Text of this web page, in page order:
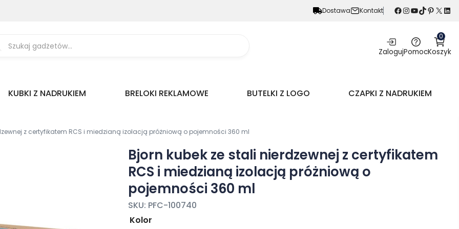
Dostawa Kontakt Facebook InstagramYouTube TikTok Pinterest X LinkedIn
ZalogujPomoc
0
Koszyk
KUBKI Z NADRUKIEM BRELOKI REKLAMOWE BUTELKI Z LOGO CZAPKI Z NADRUKIEM
z certyfikatem RCS i miedzianą izolacją próżniową o pojemności 360 ml
Bjorn kubek ze stali nierdzewnej z certyfikatem
RCS i miedzianą izolacją próżniową o
pojemności 360 ml
SKU: PFC-100740
Kolor